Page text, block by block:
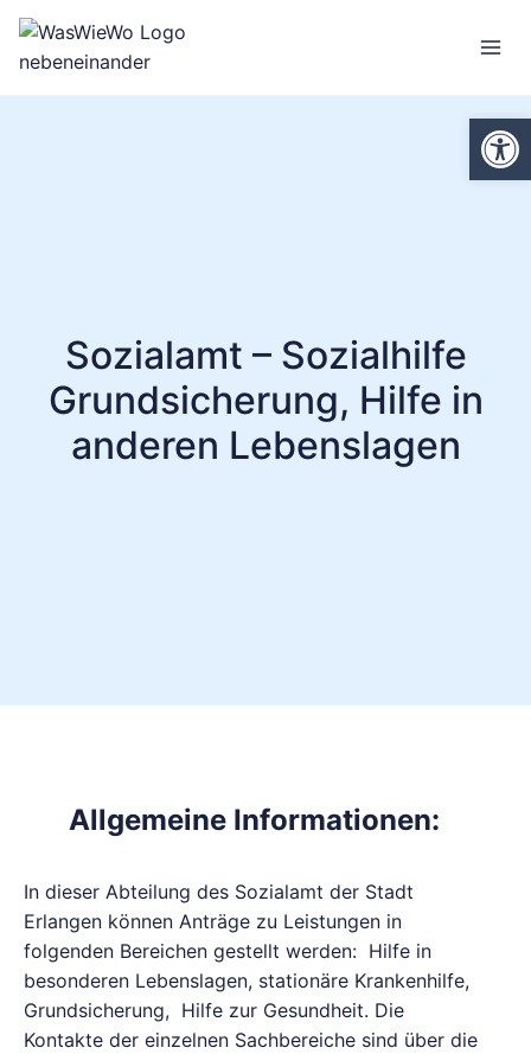
Zum
Inhalt
springen
Sozialamt – Sozialhilfe
Grundsicherung, Hilfe in
anderen Lebenslagen
Allgemeine Informationen:
In dieser Abteilung des Sozialamt der Stadt
Erlangen können Anträge zu Leistungen in
folgenden Bereichen gestellt werden: Hilfe in
besonderen Lebenslagen, stationäre Krankenhilfe,
Grundsicherung, Hilfe zur Gesundheit. Die
Kontakte der einzelnen Sachbereiche sind über die